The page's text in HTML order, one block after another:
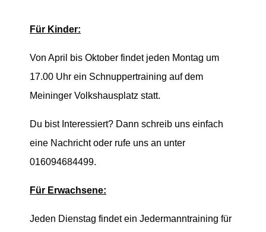
Für Kinder:
Von April bis Oktober findet jeden Montag um
17.00 Uhr ein Schnuppertraining auf dem
Meininger Volkshausplatz statt.
Du bist Interessiert? Dann schreib uns einfach
eine Nachricht oder rufe uns an unter
016094684499.
Für Erwachsene:
Jeden Dienstag findet ein Jedermanntraining für